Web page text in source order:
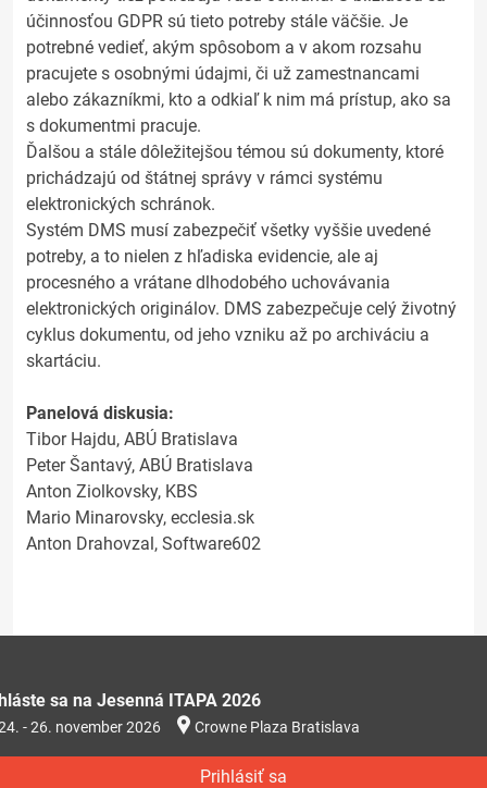
účinnosťou GDPR sú tieto potreby stále väčšie. Je
potrebné vedieť, akým spôsobom a v akom rozsahu
pracujete s osobnými údajmi, či už zamestnancami
alebo zákazníkmi, kto a odkiaľ k nim má prístup, ako sa
s dokumentmi pracuje.
Ďalšou a stále dôležitejšou témou sú dokumenty, ktoré
prichádzajú od štátnej správy v rámci systému
elektronických schránok.
Systém DMS musí zabezpečiť všetky vyššie uvedené
potreby, a to nielen z hľadiska evidencie, ale aj
procesného a vrátane dlhodobého uchovávania
elektronických originálov. DMS zabezpečuje celý životný
cyklus dokumentu, od jeho vzniku až po archiváciu a
skartáciu.
Panelová diskusia:
Tibor Hajdu, ABÚ Bratislava
Peter Šantavý, ABÚ Bratislava
Anton Ziolkovsky, KBS
Mario Minarovsky, ecclesia.sk
Anton Drahovzal, Software602
sa na Jesenná ITAPA 2026
- 26. november 2026 Crowne Plaza Bratislava
Prihlásiť sa